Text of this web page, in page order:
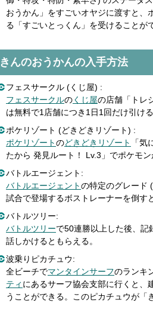
おうかん」をすごいオヤジに渡すと、
る「すごいとっくん」を受けることが
きんのおうかんの入手方法
フェスサークル (くじ屋) :
フェスサークルのくじ屋の店舗「トレ
は無料で1店舗につき1日1回だけ引ける
ポケリゾート (どきどきリゾート) :
ポケリゾートのどきどきリゾート
「
たから 発見ルート！ Lv.3」でポケモン
バトルエージェント:
バトルエージェントの特定のグレード
試合で登場するボストレーナーを倒す
バトルツリー:
バトルツリーで50連勝以上した後、記
話しかけるともらえる。
波乗りピカチュウ:
全ビーチでマンタインサーフのランキ
ティ にあるサーフ協会支部に行くと、
うことができる。このピカチュウが「